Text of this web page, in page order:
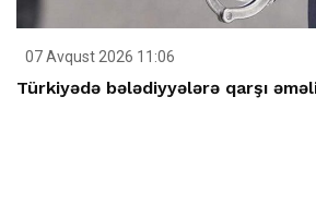
07 Avqust 2026 11:06
Türkiyədə bələdiyyələrə qarşı